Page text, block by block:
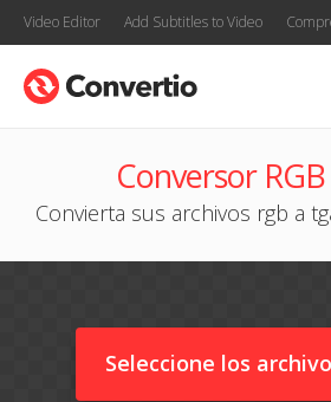
Video Editor Add Subtitles to Video
Conversor
Convierta sus archivos rgb a
Seleccione los